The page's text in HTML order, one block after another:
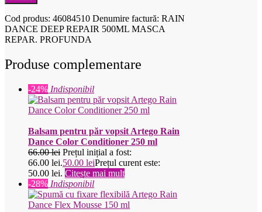
Cod produs: 46084510 Denumire factură: RAIN
DANCE DEEP REPAIR 500ML MASCA
REPAR. PROFUNDA
Produse complementare
-24% Indisponibil
Balsam pentru păr vopsit Artego Rain
Dance Color Conditioner 250 ml
66.00lei Prețul inițial a fost:
66.00 lei.50.00 leiPrețul curent este:
50.00 lei. Citește mai mult
-28% Indisponibil